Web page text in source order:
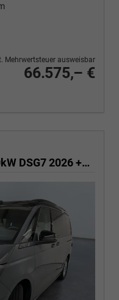
66.575,– €
Mehrwertsteuer ausweisbar
Ocean 2.0 TDI 150PS/110kW DSG7 2026 +TOP & PARK PAKET+18" ALU+AHK+TRAVEL ASSIST+EL- HEBEDACH, BASALT GRAU+CAMPINGAUSBAU